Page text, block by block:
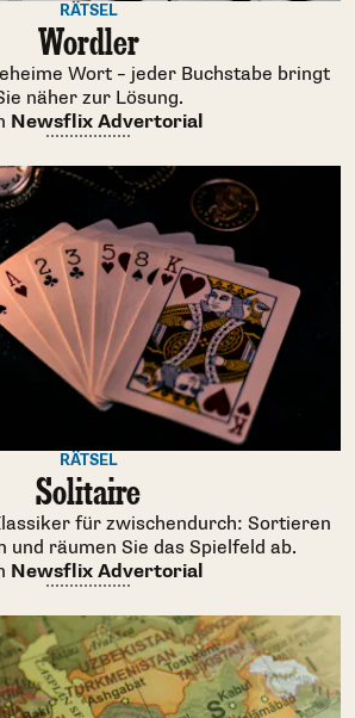
RÄTSEL
Wordler
Wort – jeder Buchstabe bringt
näher zur Lösung.
Newsflix Advertorial
RÄTSEL
Solitaire
für zwischendurch: Sortieren
und räumen Sie das Spielfeld ab.
Newsflix Advertorial